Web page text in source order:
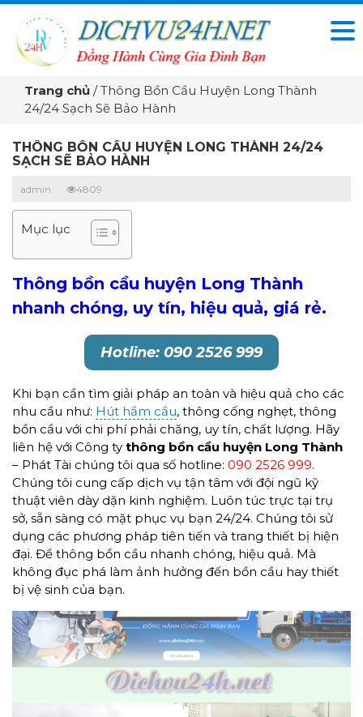
Trang chủ /Thông Bồn Cầu Huyện Long Thành
24/24 Sạch Sẽ Bảo Hành
THÔNG BỒN CẦU HUYỆN LONG THÀNH 24/24
SẠCH SẼ BẢO HÀNH
admin 4809
Mục lục
Thông bồn cầu huyện Long Thành
nhanh chóng, uy tín, hiệu quả, giá rẻ.
Hotline: 090 2526 999
Khi bạn cần tìm giải pháp an toàn và hiệu quả cho các
nhu cầu như: Hút hầm cầu, thông cống nghẹt, thông
bồn cầu với chi phí phải chăng, uy tín, chất lượng. Hãy
liên hệ với Công ty thông bồn cầu huyện Long Thành
– Phát Tài chúng tôi qua số hotline: 090 2526 999.
Chúng tôi cung cấp dịch vụ tận tâm với đội ngũ kỹ
thuật viên dày dặn kinh nghiệm. Luôn túc trực tại trụ
sở, sẵn sàng có mặt phục vụ bạn 24/24. Chúng tôi sử
dụng các phương pháp tiên tiến và trang thiết bị hiện
đại. Để thông bồn cầu nhanh chóng, hiệu quả. Mà
không đục phá làm ảnh hưởng đến bồn cầu hay thiết
bị vệ sinh của bạn.